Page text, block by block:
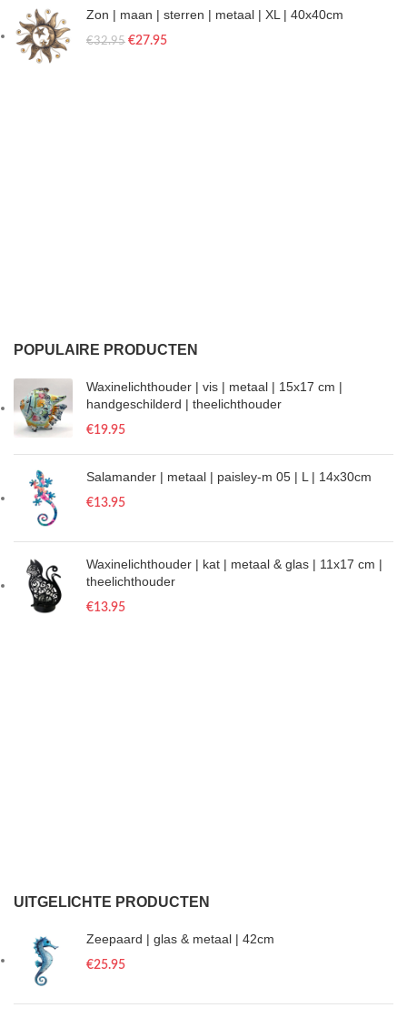
Zon | maan | sterren | metaal | XL | 40x40cm
€32.95 €27.95
POPULAIRE PRODUCTEN
Waxinelichthouder | vis | metaal | 15x17 cm |
handgeschilderd | theelichthouder
€19.95
Salamander | metaal | paisley-m 05 | L | 14x30cm
€13.95
Waxinelichthouder | kat | metaal & glas | 11x17 cm |
theelichthouder
€13.95
UITGELICHTE PRODUCTEN
Zeepaard | glas & metaal | 42cm
€25.95